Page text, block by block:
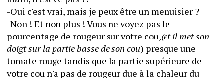
-Oui c'est vrai, mais je peux être un menuisier ?
-Non ! Et non plus ! Vous ne voyez pas le
pourcentage de rougeur sur votre cou,(et il met son
doigt sur la partie basse de son cou) presque une
tomate rouge tandis que la partie supérieure de
votre cou n'a pas de rougeur due à la chaleur du